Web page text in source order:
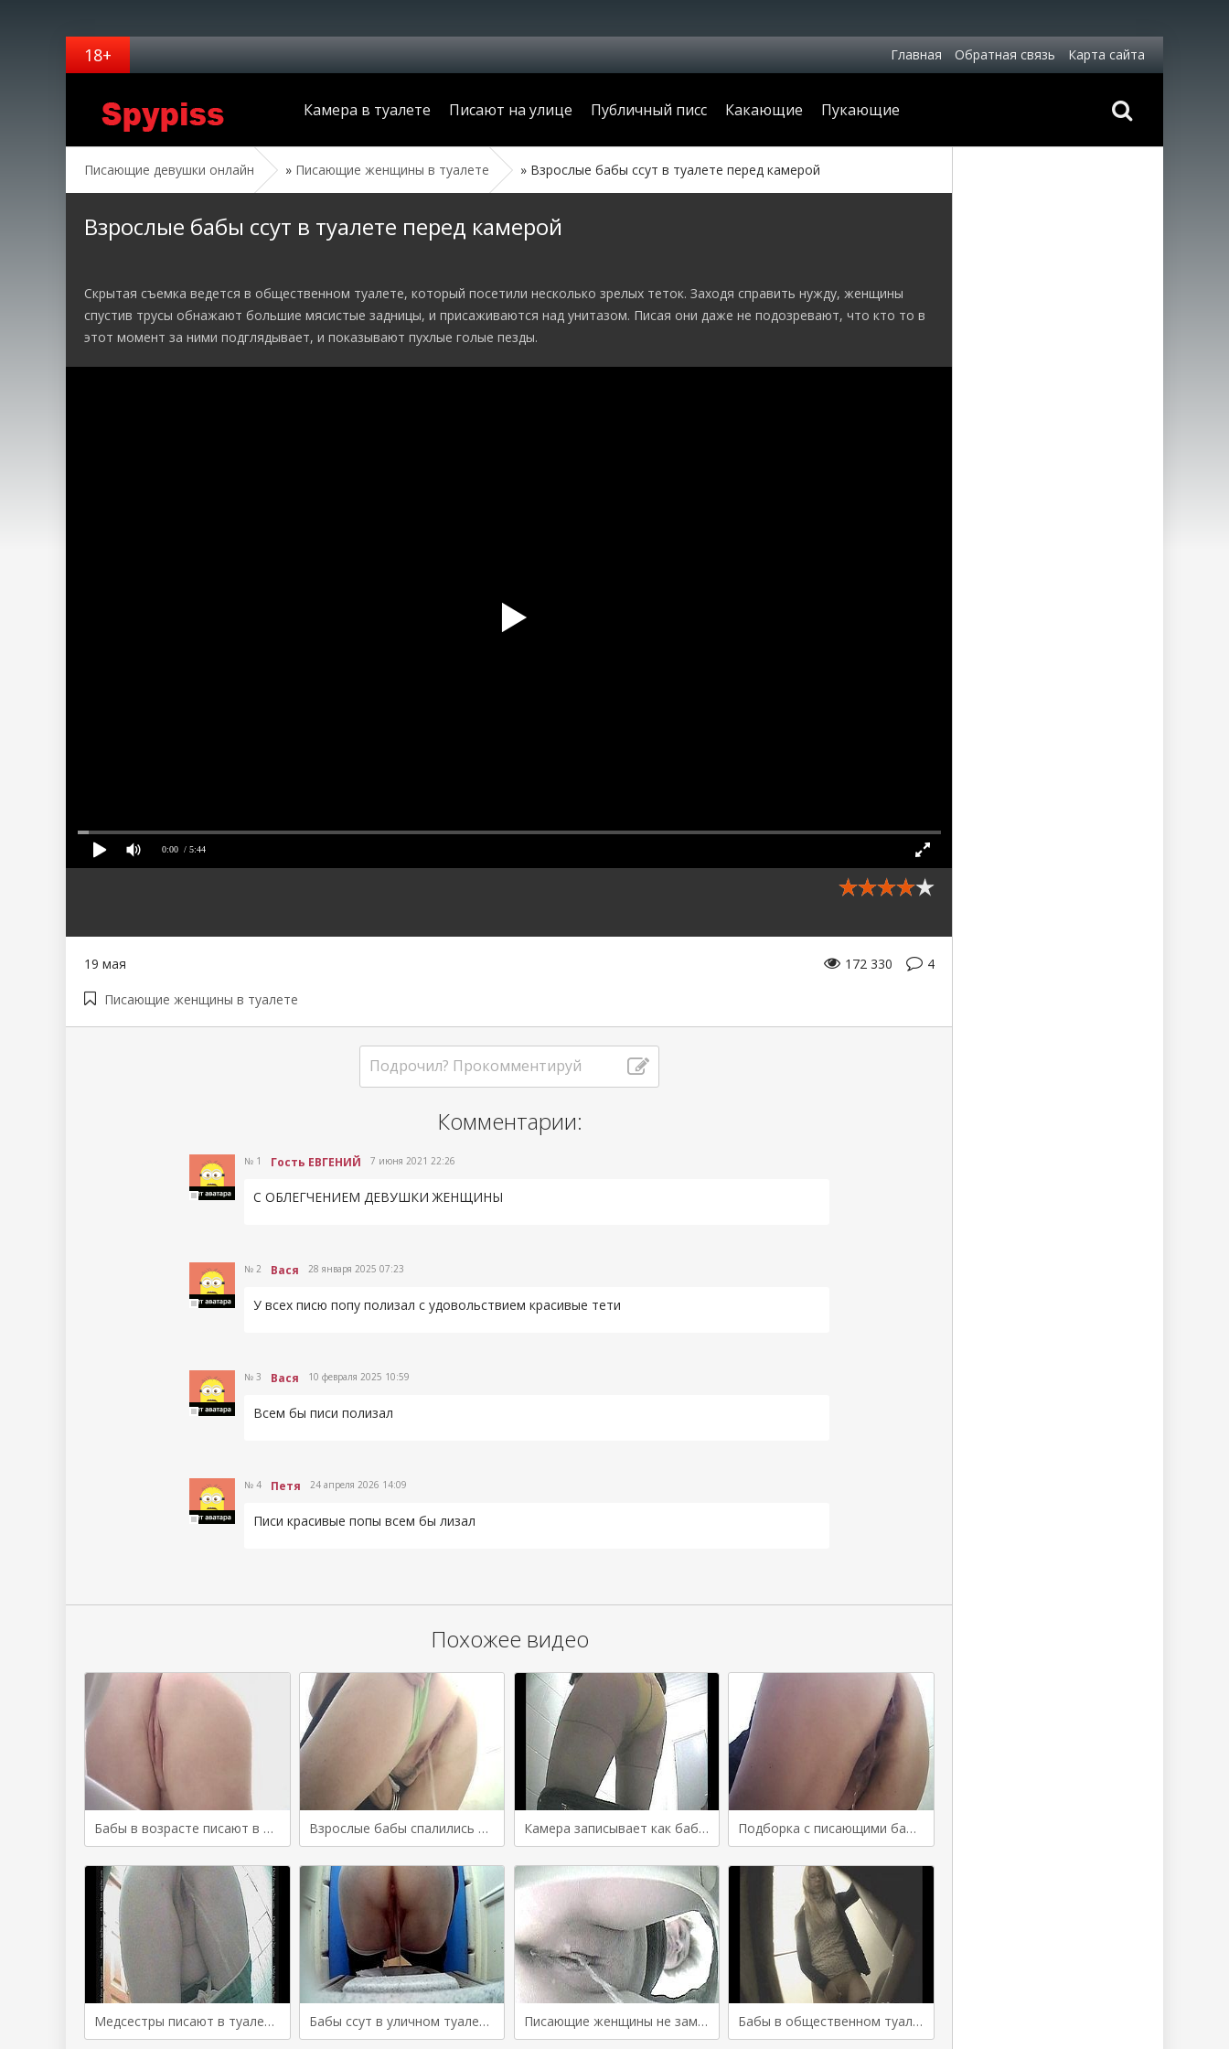
Главная Обратная связь Карта сайта
Камера в туалете Писают на улице Публичный писс Какающие Пукающие
Писающие девушки онлайн » Писающие женщины в туалете » Взрослые бабы ссут в туалете перед камерой
Взрослые бабы ссут в туалете перед камерой
Скрытая съемка ведется в общественном туалете, который посетили несколько зрелых теток. Заходя справить нужду, женщины
спустив трусы обнажают большие мясистые задницы, и присаживаются над унитазом. Писая они даже не подозревают, что кто то в
этот момент за ними подглядывает, и показывают пухлые голые пезды.
0:00 / 5:44
19 мая 4
172 330
Писающие женщины в туалете
Подрочил? Прокомментируй
Комментарии:
№ 1 Гость ЕВГЕНИЙ 7 июня 2021 22:26
С ОБЛЕГЧЕНИЕМ ДЕВУШКИ ЖЕНЩИНЫ
№ 2 Вася 28 января 2025 07:23
У всех писю попу полизал с удовольствием красивые тети
№ 3 Вася 10 февраля 2025 10:59
Всем бы писи полизал
№ 4 Петя 24 апреля 2026 14:09
Писи красивые попы всем бы лизал
Похожее видео
Бабы в возрасте писают в общественном туалете Взрослые бабы спалились писающими в туалете Камера записывает как бабы ссут в туалете кафе Подборка с писающими бабами в туалете
Медсестры писают в туалете больнички Бабы ссут в уличном туалете и попадают на камеру Писающие женщины не заметили в унитазе скрытую камеру Бабы в общественном туалете писают а одна какает